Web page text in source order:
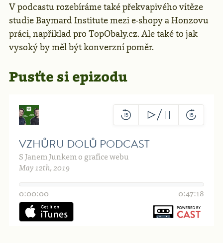
V podcastu rozebíráme také překvapivého vítěze
studie Baymard Institute mezi e-shopy a Honzovu
práci, například pro TopObaly.cz. Ale také to jak
vysoký by měl být konverzní poměr.
Pusťte si epizodu